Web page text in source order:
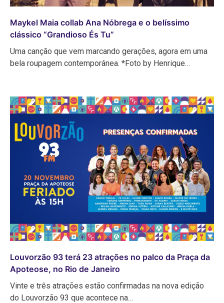
Maykel Maia collab Ana Nóbrega e o belíssimo
clássico “Grandioso És Tu”
Uma canção que vem marcando gerações, agora em uma
bela roupagem contemporânea. *Foto by Henrique…
Louvorzão 93 terá 23 atrações no palco da Praça da
Apoteose, no Rio de Janeiro
Vinte e três atrações estão confirmadas na nova edição
do Louvorzão 93 que acontece na…